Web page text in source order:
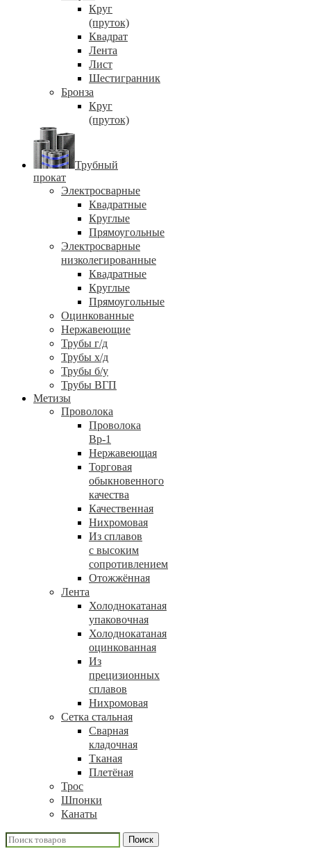
Круг
(пруток)
Квадрат
Лента
Лист
Шестигранник
Бронза
Круг
(пруток)
Трубный
прокат
Электросварные
Квадратные
Круглые
Прямоугольные
Электросварные
низколегированные
Квадратные
Круглые
Прямоугольные
Оцинкованные
Нержавеющие
Трубы г/д
Трубы х/д
Трубы б/у
Трубы ВГП
Метизы
Проволока
Проволока
Вр-1
Нержавеющая
Торговая
обыкновенного
качества
Качественная
Нихромовая
Из сплавов
с высоким
сопротивлением
Отожжённая
Лента
Холоднокатаная
упаковочная
Холоднокатаная
оцинкованная
Из
прецизионных
сплавов
Нихромовая
Сетка стальная
Сварная
кладочная
Тканая
Плетёная
Трос
Шпонки
Канаты
Поиск